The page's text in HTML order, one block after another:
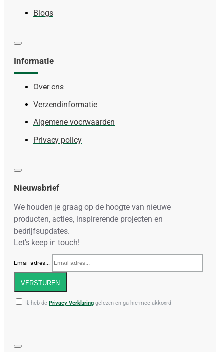
Blogs
Informatie
Over ons
Verzendinformatie
Algemene voorwaarden
Privacy policy
Nieuwsbrief
We houden je graag op de hoogte van nieuwe
producten, acties, inspirerende projecten en
bedrijfsupdates.
Let's keep in touch!
Email adres...
VERSTUREN
Ik heb de Privacy Verklaring gelezen en ga hiermee akkoord